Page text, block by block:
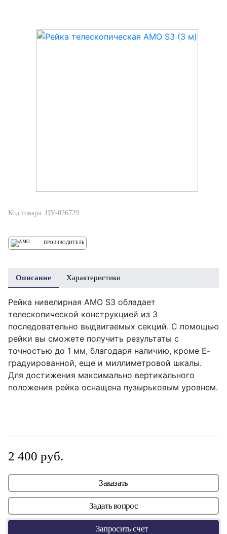
Код товара: ЦУ-026729
ПРОИЗВОДИТЕЛЬ
Описание Характеристики
Рейка нивелирная AMO S3 обладает
телескопической конструкцией из 3
последовательно выдвигаемых секций. С помощью
рейки вы сможете получить результаты с
точностью до 1 мм, благодаря наличию, кроме Е-
градуированной, еще и миллиметровой шкалы.
Для достижения максимально вертикального
положения рейка оснащена пузырьковым уровнем.
2 400 руб.
Заказать
Задать вопрос
Запросить счет